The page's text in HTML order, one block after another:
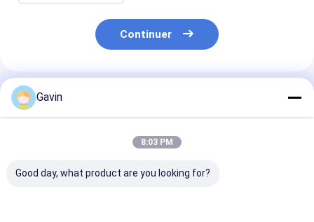
Continuer
Produits Recommandés
Gavin
8:03 PM
Good day, what product are you looking for?